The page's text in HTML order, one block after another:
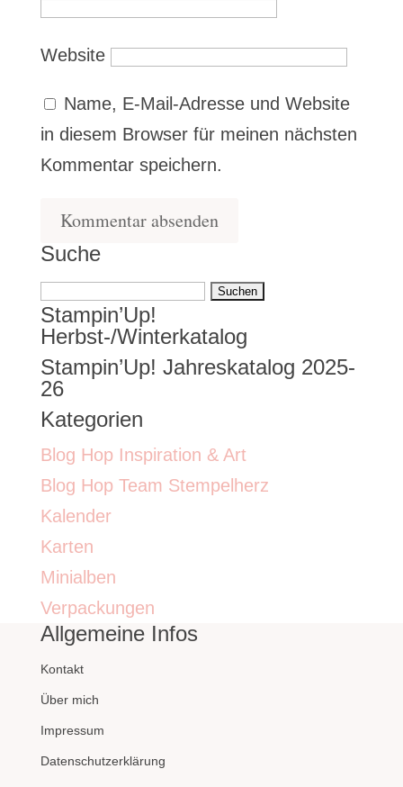
Website
Name, E-Mail-Adresse und Website
in diesem Browser für meinen nächsten
Kommentar speichern.
Suche
Suchen
nach:
Stampin’Up!
Herbst-/Winterkatalog
Stampin’Up! Jahreskatalog 2025-
26
Kategorien
Blog Hop Inspiration & Art
Blog Hop Team Stempelherz
Kalender
Karten
Minialben
Verpackungen
Allgemeine Infos
Kontakt
Über mich
Impressum
Datenschutzerklärung